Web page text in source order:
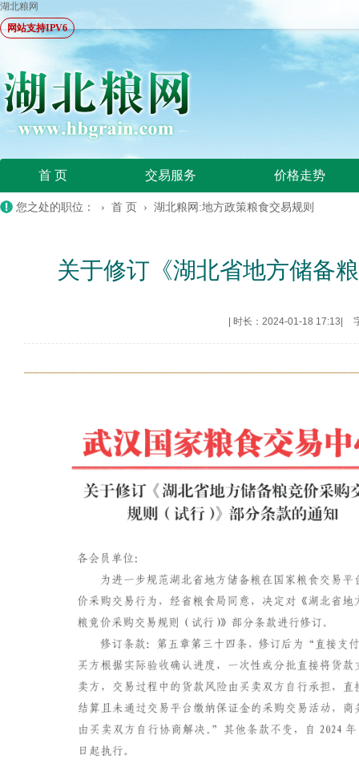
湖北粮网
网站支持IPV6
首 页 交易服务 价格走势
您之处的职位： › 首 页 › 湖北粮网:地方政策粮食交易规则
关于修订《湖北省地方储备
时长：2024-01-18 17:13